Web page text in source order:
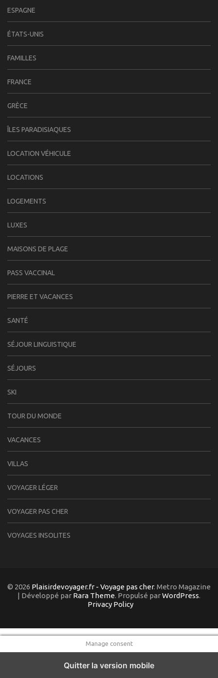
ESPAGNE
ÉTATS-UNIS
FAMILLES
FRANCE
GRÈCE
ÎLES PARADISIAQUES
LOCATION VÉHICULE
LOCATIONS
LOGEMENTS
LUXES
MAISONS DE PLAGE
PASS VACCINAL
PIERRE ET VACANCES
SANTÉ
SÉJOUR LINGUISTIQUE
SÉJOURS
SKI
TOUR DU MONDE
VACANCES
VILLAS
VOYAGER LÉGER
VOYAGER PAS CHER
VOYAGES INSOLITES
© 2026 Plaisirdevoyager.fr - Voyage pas cher. Metro Magazine
| Développé par Rara Theme. Propulsé parWordPress.
Privacy Policy
Manage consent
Quitter la version mobile